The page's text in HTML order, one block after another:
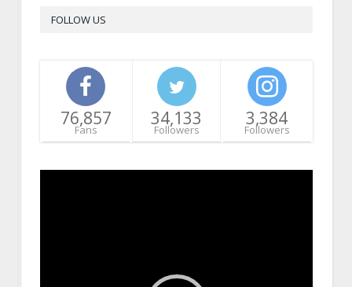
FOLLOW US
76,857
Fans
34,133
Followers
3,384
Followers